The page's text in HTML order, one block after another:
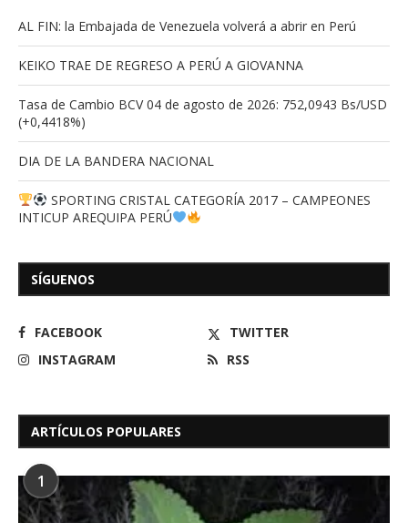
AL FIN: la Embajada de Venezuela volverá a abrir en Perú
KEIKO TRAE DE REGRESO A PERÚ A GIOVANNA
Tasa de Cambio BCV 04 de agosto de 2026: 752,0943 Bs/USD
(+0,4418%)
DIA DE LA BANDERA NACIONAL
SPORTING CRISTAL CATEGORÍA 2017 – CAMPEONES
INTICUP AREQUIPA PERÚ
SÍGUENOS
FACEBOOK
TWITTER
INSTAGRAM
RSS
ARTÍCULOS POPULARES
1